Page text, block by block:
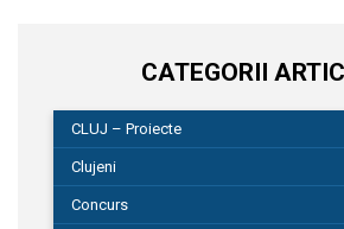
CATEGORII
CLUJ – Proiecte
Clujeni
Concurs